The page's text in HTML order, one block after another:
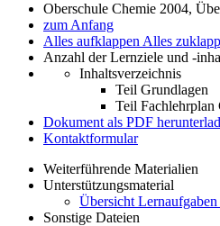
Oberschule Chemie 2004,
zum Anfang
Alles aufklappen Alles
Anzahl der Lernziele und -
Inhaltsverzeichnis
Teil Grundlagen
Teil Fachlehrplan
Dokument als PDF
Kontaktformular
Weiterführende Materialien
Unterstützungsmaterial
Übersicht
Sonstige Dateien